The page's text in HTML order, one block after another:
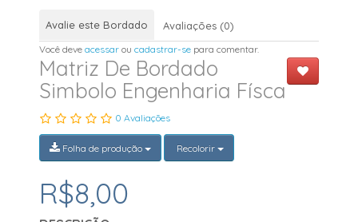
Avalie este Bordado Avaliações (0)
Você deveacessar oucadastrar-se para comentar.
Matriz De Bordado
Simbolo Engenharia Físca
0 Avaliações
Folha de produção Recolorir
R$8,00